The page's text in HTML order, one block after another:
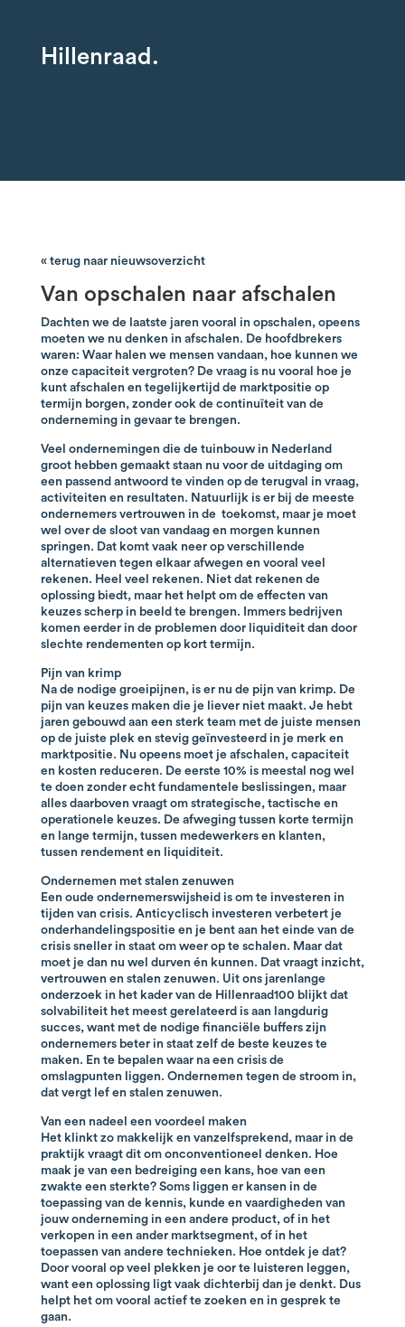
Hillenraad.
« terug naar nieuwsoverzicht
Van opschalen naar afschalen
Dachten we de laatste jaren vooral in opschalen, opeens
moeten we nu denken in afschalen. De hoofdbrekers
waren: Waar halen we mensen vandaan, hoe kunnen we
onze capaciteit vergroten? De vraag is nu vooral hoe je
kunt afschalen en tegelijkertijd de marktpositie op
termijn borgen, zonder ook de continuïteit van de
onderneming in gevaar te brengen.
Veel ondernemingen die de tuinbouw in Nederland
groot hebben gemaakt staan nu voor de uitdaging om
een passend antwoord te vinden op de terugval in vraag,
activiteiten en resultaten. Natuurlijk is er bij de meeste
ondernemers vertrouwen in de toekomst, maar je moet
wel over de sloot van vandaag en morgen kunnen
springen. Dat komt vaak neer op verschillende
alternatieven tegen elkaar afwegen en vooral veel
rekenen. Heel veel rekenen. Niet dat rekenen de
oplossing biedt, maar het helpt om de effecten van
keuzes scherp in beeld te brengen. Immers bedrijven
komen eerder in de problemen door liquiditeit dan door
slechte rendementen op kort termijn.
Pijn van krimp
Na de nodige groeipijnen, is er nu de pijn van krimp. De
pijn van keuzes maken die je liever niet maakt. Je hebt
jaren gebouwd aan een sterk team met de juiste mensen
op de juiste plek en stevig geïnvesteerd in je merk en
marktpositie. Nu opeens moet je afschalen, capaciteit
en kosten reduceren. De eerste 10% is meestal nog wel
te doen zonder echt fundamentele beslissingen, maar
alles daarboven vraagt om strategische, tactische en
operationele keuzes. De afweging tussen korte termijn
en lange termijn, tussen medewerkers en klanten,
tussen rendement en liquiditeit.
Ondernemen met stalen zenuwen
Een oude ondernemerswijsheid is om te investeren in
tijden van crisis. Anticyclisch investeren verbetert je
onderhandelingspositie en je bent aan het einde van de
crisis sneller in staat om weer op te schalen. Maar dat
moet je dan nu wel durven én kunnen. Dat vraagt inzicht,
vertrouwen en stalen zenuwen. Uit ons jarenlange
onderzoek in het kader van de Hillenraad100 blijkt dat
solvabiliteit het meest gerelateerd is aan langdurig
succes, want met de nodige financiële buffers zijn
ondernemers beter in staat zelf de beste keuzes te
maken. En te bepalen waar na een crisis de
omslagpunten liggen. Ondernemen tegen de stroom in,
dat vergt lef en stalen zenuwen.
Van een nadeel een voordeel maken
Het klinkt zo makkelijk en vanzelfsprekend, maar in de
praktijk vraagt dit om onconventioneel denken. Hoe
maak je van een bedreiging een kans, hoe van een
zwakte een sterkte? Soms liggen er kansen in de
toepassing van de kennis, kunde en vaardigheden van
jouw onderneming in een andere product, of in het
verkopen in een ander marktsegment, of in het
toepassen van andere technieken. Hoe ontdek je dat?
Door vooral op veel plekken je oor te luisteren leggen,
want een oplossing ligt vaak dichterbij dan je denkt. Dus
helpt het om vooral actief te zoeken en in gesprek te
gaan.